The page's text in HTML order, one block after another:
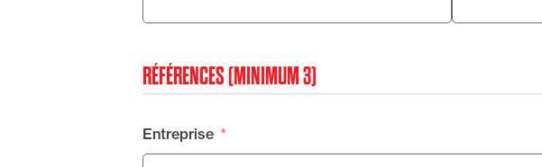
RÉFÉRENCES (MINIMUM 3)
Entreprise